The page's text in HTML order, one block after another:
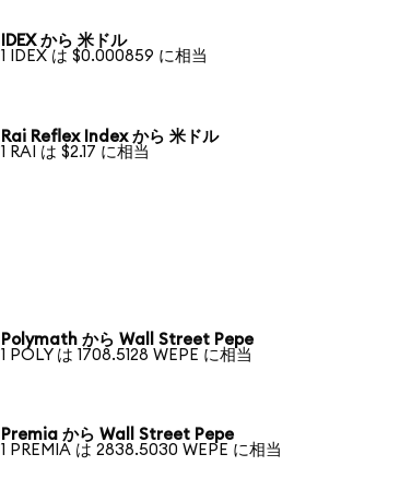
IDEX から 米ドル
1 IDEX は $0.000859 に相当
Rai Reflex Index から 米ドル
1 RAI は $2.17 に相当
Polymath から Wall Street Pepe
1 POLY は 1708.5128 WEPE に相当
Premia から Wall Street Pepe
1 PREMIA は 2838.5030 WEPE に相当